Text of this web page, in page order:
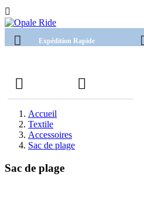

Expédition Rapide
Accueil
Textile
Accessoires
Sac de plage
Sac de plage